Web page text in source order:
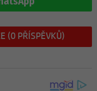
(0 PŘÍSPĚVKŮ)